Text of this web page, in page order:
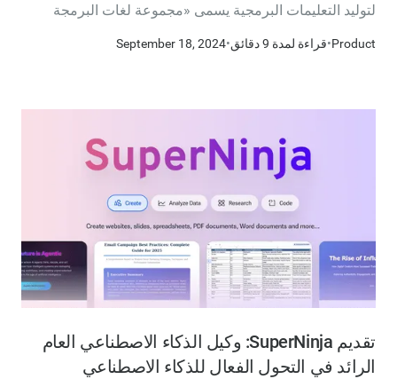
لتوليد التعليمات البرمجية يسمى «مجموعة لغات البرمجة
Product
•قراءة لمدة 9 دقائق •
September 18, 2024
تقديم SuperNinja: وكيل الذكاء الاصطناعي العام
الرائد في التحول الفعال للذكاء الاصطناعي